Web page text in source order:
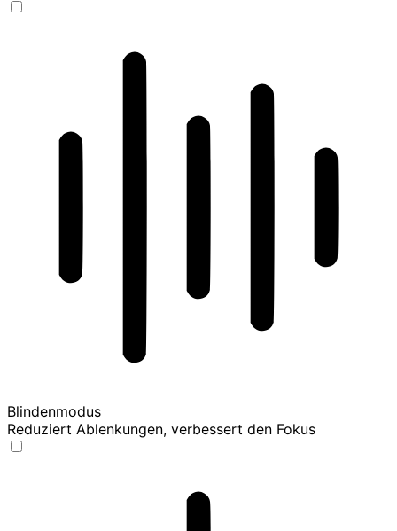
Blindenmodus
Reduziert Ablenkungen, verbessert den Fokus